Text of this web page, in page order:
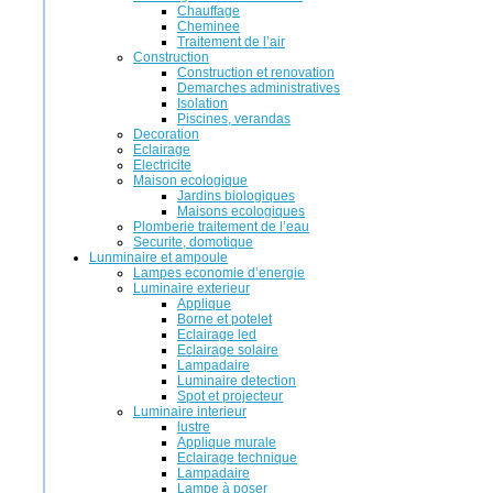
Chauffage
Cheminee
Traitement de l’air
Construction
Construction et renovation
Demarches administratives
Isolation
Piscines, verandas
Decoration
Eclairage
Electricite
Maison ecologique
Jardins biologiques
Maisons ecologiques
Plomberie traitement de l’eau
Securite, domotique
Lunminaire et ampoule
Lampes economie d’energie
Luminaire exterieur
Applique
Borne et potelet
Eclairage led
Eclairage solaire
Lampadaire
Luminaire detection
Spot et projecteur
Luminaire interieur
lustre
Applique murale
Eclairage technique
Lampadaire
Lampe à poser